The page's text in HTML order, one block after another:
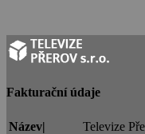
Fakturační údaje
Název|
Televize